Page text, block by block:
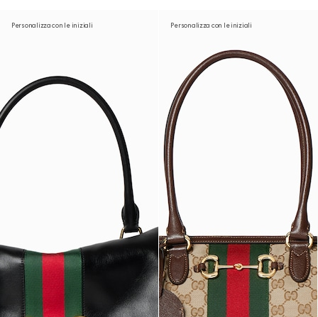
Personalizza con le iniziali Personalizza con le iniziali